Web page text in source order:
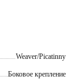
Weaver/Picatinny
Боковое крепление